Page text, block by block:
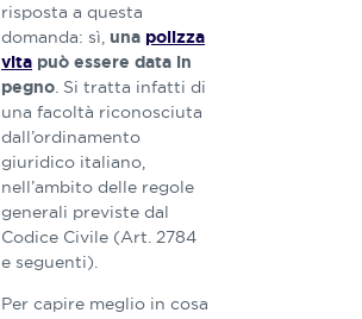
risposta a questa
domanda: sì, una polizza
vita può essere data in
pegno. Si tratta infatti di
una facoltà riconosciuta
dall’ordinamento
giuridico italiano,
nell’ambito delle regole
generali previste dal
Codice Civile (Art. 2784
e seguenti).
Per capire meglio in cosa